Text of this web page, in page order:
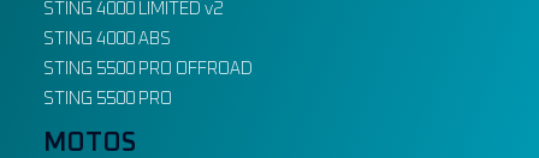
STING 4000 LIMITED v2
STING 4000 ABS
STING 5500 PRO OFFROAD
STING 5500 PRO
MOTOS